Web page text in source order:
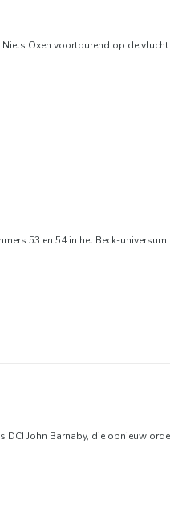
Oxen voortdurend op de
53 en 54 in het Beck-
John Barnaby, die opnieuw